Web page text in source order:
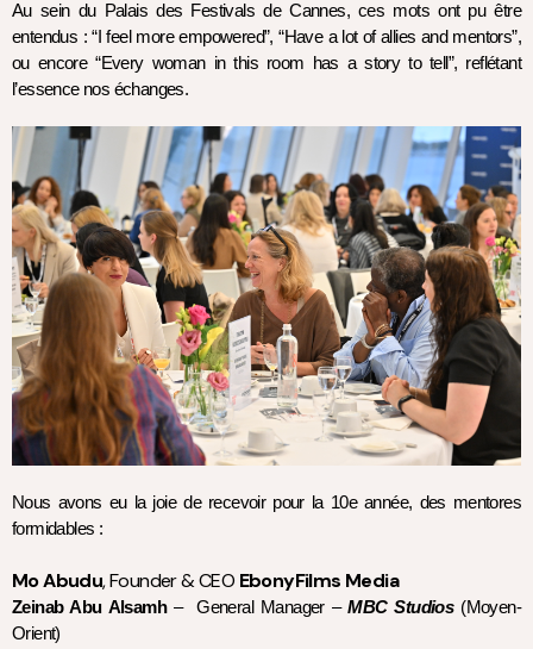
Au sein du Palais des Festivals de Cannes, ces mots ont pu être
entendus : “I feel more empowered”, “Have a lot of allies and mentors”,
ou encore “Every woman in this room has a story to tell”, reflétant
l’essence nos échanges.
Nous avons eu la joie de recevoir pour la 10e année, des mentores
formidables :
Mo Abudu, Founder & CEO EbonyFilms Media
Zeinab Abu Alsamh –  General Manager – MBC Studios (Moyen-
Orient)